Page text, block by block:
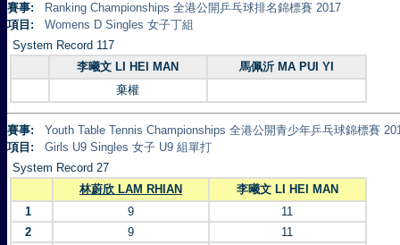
賽事:
Ranking Championships 全港公開乒乓球排名錦標賽 2017
項目:
Womens D Singles 女子丁組
System Record 117
李曦文 LI HEI MAN
馬佩沂 MA PUI YI
棄權
賽事:
Youth Table Tennis Championships 全港公開青少年乒乓球錦標賽
項目:
Girls U9 Singles 女子 U9 組單打
System Record 27
林蔚欣 LAM RHIAN
李曦文 LI HEI MAN
1
9
11
2
9
11